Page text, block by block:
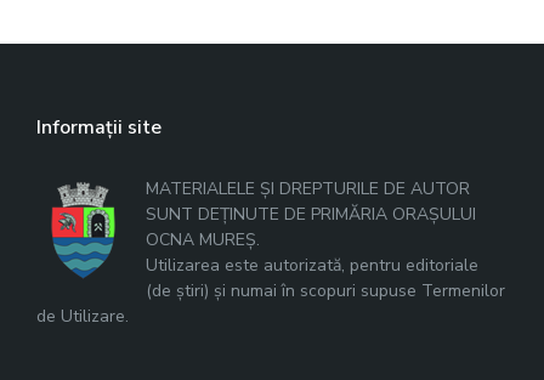
Informații site
MATERIALELE ȘI DREPTURILE DE AUTOR
SUNT DEȚINUTE DE PRIMĂRIA ORAȘULUI
OCNA MUREȘ.
Utilizarea este autorizată, pentru editoriale
(de știri) și numai în scopuri supuse Termenilor
de Utilizare.